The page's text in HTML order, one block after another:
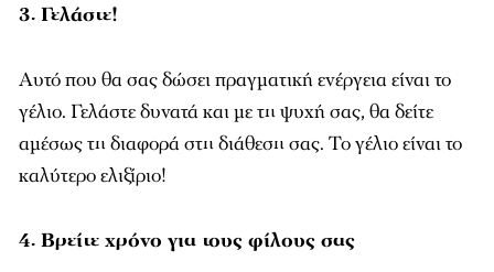
3. Γελάστε!
Αυτό που θα σας δώσει πραγματική ενέργεια είναι το
γέλιο. Γελάστε δυνατά και με τη ψυχή σας, θα δείτε
αμέσως τη διαφορά στη διάθεση σας. Το γέλιο είναι το
καλύτερο ελιξίριο!
4. Βρείτε χρόνο για τους φίλους σας